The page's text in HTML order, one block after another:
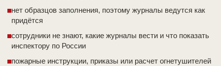
нет образцов заполнения, поэтому журналы ведутся как
придётся
сотрудники не знают, какие журналы вести и что показать
инспектору по России
пожарные инструкции, приказы или расчет огнетушителей